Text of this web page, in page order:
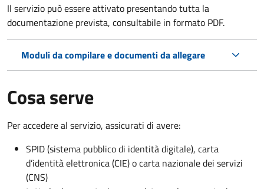
Il servizio può essere attivato presentando tutta la
documentazione prevista, consultabile in formato PDF.
Moduli da compilare e documenti da allegare
Cosa serve
Per accedere al servizio, assicurati di avere:
SPID (sistema pubblico di identità digitale), carta
d’identità elettronica (CIE) o carta nazionale dei servizi
(CNS)